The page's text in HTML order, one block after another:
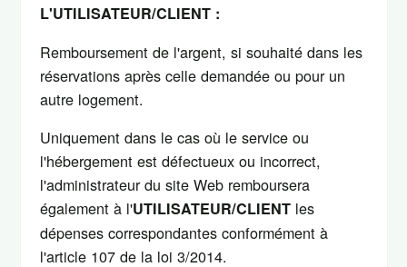
L'UTILISATEUR/CLIENT :
Remboursement de l'argent, si souhaité dans les
réservations après celle demandée ou pour un
autre logement.
Uniquement dans le cas où le service ou
l'hébergement est défectueux ou incorrect,
l'administrateur du site Web remboursera
également à l'UTILISATEUR/CLIENTles
dépenses correspondantes conformément à
l'article 107 de la loi 3/2014.